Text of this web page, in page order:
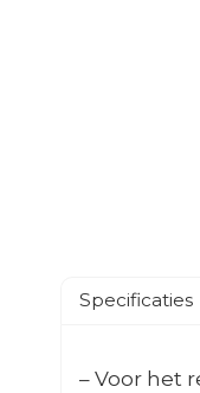
Specificaties
– Voor het